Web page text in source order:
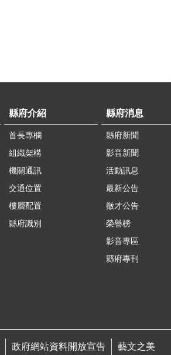
縣府介紹
首長專欄
組織架構
機關通訊
交通位置
樓層配置
縣府識別
縣府消息
縣府新聞
影音新聞
活動訊息
最新公告
徵才公告
榮譽榜
影音專區
縣府專刊
政府網站資料開放宣告 藝文之美